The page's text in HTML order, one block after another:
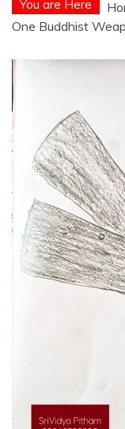
You are Here
One Buddhist